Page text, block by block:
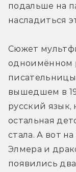
подальше на
насладиться
Сюжет
одноимённом
писательницы
вышедшем в
русский язык,
остальная
стала. А вот
Элмера и
появились